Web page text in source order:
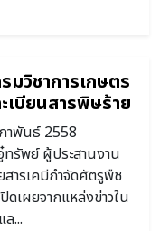
มวิชาการเกษตร
บียนสารพิษร้าย
นและเมโทมิล
าพันธ์ 2558
ทรัพย์ ผู้ประสานงาน
สารเคมีกำจัดศัตรูพืช
ดเผยจากแหล่งข่าวใน
...